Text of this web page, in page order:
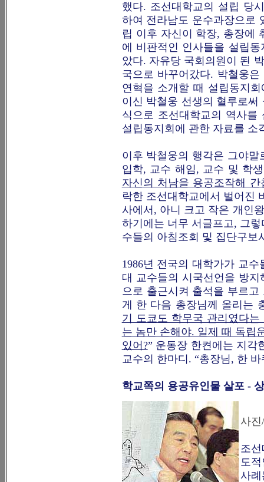
했다. 조선대학교의 설립 당
하여 전라남도 운수과장으로
립 이후 자신이 학장, 총장에
에 비판적인 인사들을 설립
았다. 자유당 국회의원이 된
국으로 바꾸어갔다. 박철웅
연혁을 소개할 때 설립동지
이신 박철웅 선생의 혈루로
식으로 조선대학교의 역사
설립동지회에 관한 자료를 소
이후 박철웅의 행각은 그야
입학, 교수 해임, 교수 및 학
자신의 처남을 용공조작해 간
락한 조선대학교에서 벌어진
사에서, 아니 크고 작은 개인
하기에는 너무 서글프고, 그
수들의 아침조회 및 집단구보
1986년 전국의 대학가가 교
대 교수들의 시국선언을 방
으로 출근시켜 출석을 부르
게 한 다음 총장님께 올리는
기 도쿄도 학무국 관리였다
는 놈만 손해야. 일제 때 독립
있어?” 운동장 한켠에는 지각
교수의 한마디. “총장님, 한
학교쪽의 용공유인물 살포 -
사
조
도
사